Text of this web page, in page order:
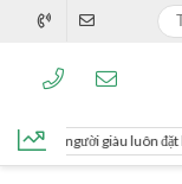
người giàu luôn đặt lọ hoa